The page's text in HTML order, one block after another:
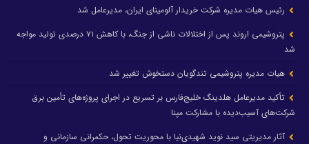
رئیس هیات مدیره شرکت خریدار آلومینای ایران، مدیرعامل شد
پتروشیمی اروند پس از اختلالات ناشی از جنگ، با کاهش ۷۱ درصدی تولید مواجه
شد
هیات مدیره پتروشیمی تندگویان دستخوش تغییر شد
تأکید مدیرعامل هلدینگ خلیج‌فارس بر تسریع در اجرای پروژه‌های تأمین برق
شرکت‌های آسیب‌دیده با مشارکت مپنا
آثار مدیریتی سید نوید شهیدی‌نیا با محوریت تحول، حکمرانی سازمانی و